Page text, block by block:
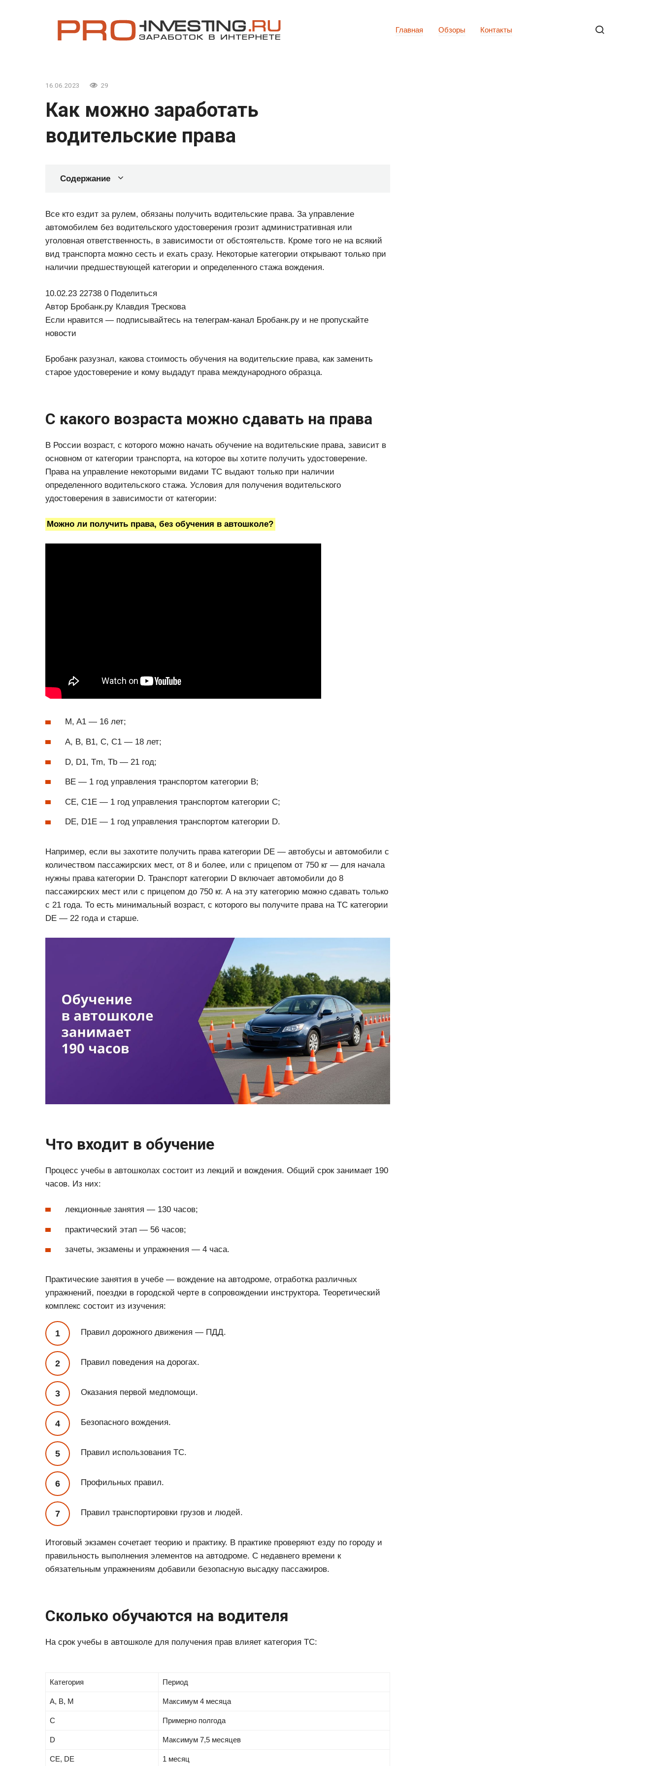
Главная Обзоры Контакты
16.06.2023 29
Как можно заработать
водительские права
Содержание
Все кто ездит за рулем, обязаны получить водительские права. За управление
автомобилем без водительского удостоверения грозит административная или
уголовная ответственность, в зависимости от обстоятельств. Кроме того не на всякий
вид транспорта можно сесть и ехать сразу. Некоторые категории открывают только при
наличии предшествующей категории и определенного стажа вождения.
10.02.23 22738 0 Поделиться
Автор Бробанк.ру Клавдия Трескова
Если нравится — подписывайтесь на телеграм-канал Бробанк.ру и не пропускайте
новости
Бробанк разузнал, какова стоимость обучения на водительские права, как заменить
старое удостоверение и кому выдадут права международного образца.
С какого возраста можно сдавать на права
В России возраст, с которого можно начать обучение на водительские права, зависит в
основном от категории транспорта, на которое вы хотите получить удостоверение.
Права на управление некоторыми видами ТС выдают только при наличии
определенного водительского стажа. Условия для получения водительского
удостоверения в зависимости от категории:
Можно ли получить права, без обучения в автошколе?
M, A1 — 16 лет;
A, B, B1, C, C1 — 18 лет;
D, D1, Tm, Tb — 21 год;
BE — 1 год управления транспортом категории B;
CE, C1E — 1 год управления транспортом категории C;
DE, D1E — 1 год управления транспортом категории D.
Например, если вы захотите получить права категории DE — автобусы и автомобили с
количеством пассажирских мест, от 8 и более, или с прицепом от 750 кг — для начала
нужны права категории D. Транспорт категории D включает автомобили до 8
пассажирских мест или с прицепом до 750 кг. А на эту категорию можно сдавать только
с 21 года. То есть минимальный возраст, с которого вы получите права на ТС категории
DE — 22 года и старше.
Что входит в обучение
Процесс учебы в автошколах состоит из лекций и вождения. Общий срок занимает 190
часов. Из них:
лекционные занятия — 130 часов;
практический этап — 56 часов;
зачеты, экзамены и упражнения — 4 часа.
Практические занятия в учебе — вождение на автодроме, отработка различных
упражнений, поездки в городской черте в сопровождении инструктора. Теоретический
комплекс состоит из изучения:
Правил дорожного движения — ПДД.
Правил поведения на дорогах.
Оказания первой медпомощи.
Безопасного вождения.
Правил использования ТС.
Профильных правил.
Правил транспортировки грузов и людей.
Итоговый экзамен сочетает теорию и практику. В практике проверяют езду по городу и
правильность выполнения элементов на автодроме. С недавнего времени к
обязательным упражнениям добавили безопасную высадку пассажиров.
Сколько обучаются на водителя
На срок учебы в автошколе для получения прав влияет категория ТС:
Категория Период
A, B, M Максимум 4 месяца
C Примерно полгода
D Максимум 7,5 месяцев
CE, DE 1 месяц